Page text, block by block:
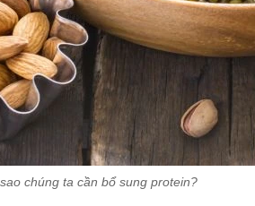
chúng ta cần bổ sung protein?